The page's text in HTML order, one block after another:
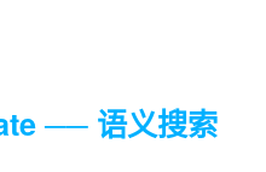
── 语义搜索